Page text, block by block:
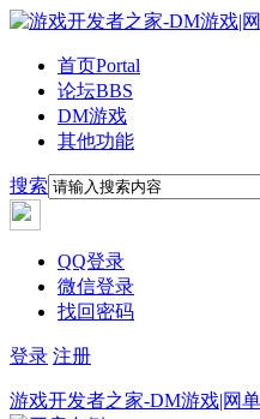
首页Portal
论坛BBS
DM游戏
其他功能
搜索
QQ登录
微信登录
找回密码
登录 注册
游戏开发者之家-DM游戏|网